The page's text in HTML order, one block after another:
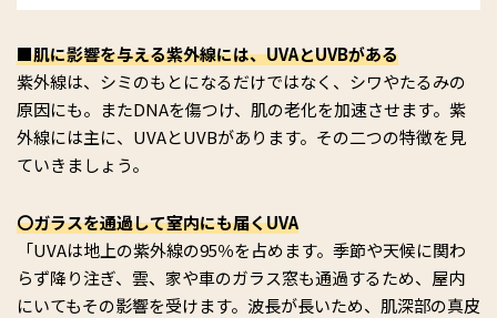
■肌に影響を与える紫外線には、UVAとUVBがある
紫外線は、シミのもとになるだけではなく、シワやたるみの
原因にも。またDNAを傷つけ、肌の老化を加速させます。紫
外線には主に、UVAとUVBがあります。その二つの特徴を見
ていきましょう。
〇ガラスを通過して室内にも届くUVA
「UVAは地上の紫外線の95％を占めます。季節や天候に関わ
らず降り注ぎ、雲、家や車のガラス窓も通過するため、屋内
にいてもその影響を受けます。波長が長いため、肌深部の真皮